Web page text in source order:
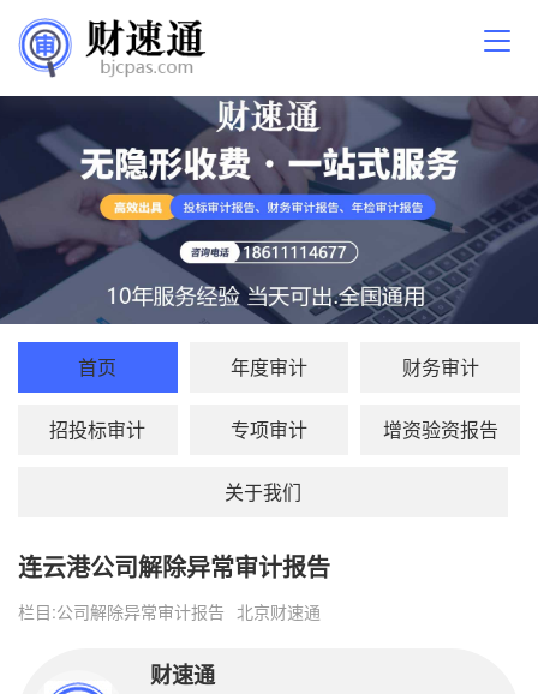
首页 年度审计 财务审计
招投标审计 专项审计 增资验资报告
关于我们
连云港公司解除异常审计报告
栏目:公司解除异常审计报告 北京财速通
财速通